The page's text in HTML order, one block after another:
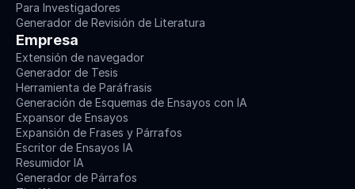
Para Investigadores
Generador de Revisión de Literatura
Empresa
Extensión de navegador
Generador de Tesis
Herramienta de Paráfrasis
Generación de Esquemas de Ensayos con IA
Expansor de Ensayos
Expansión de Frases y Párrafos
Escritor de Ensayos IA
Resumidor IA
Generador de Párrafos